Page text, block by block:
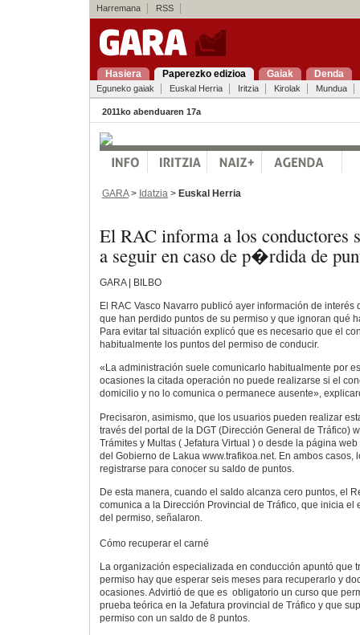
Harremana RSS
Hasiera Paperezko edizioa Gaiak Denda
Eguneko gaiak Euskal Herria Iritzia Kirolak Mundua
2011ko abenduaren 17a
GARA> Idatzia > Euskal Herria
El RAC informa a los conductores
a seguir en caso de p�rdida de
GARA | BILBO
El RAC Vasco Navarro publicó ayer información de interés
que han perdido puntos de su permiso y que ignoran qué
Para evitar tal situación explicó que es necesario que el
habitualmente los puntos del permiso de conducir.
«La administración suele comunicarlo habitualmente por
ocasiones la citada operación no puede realizarse si el
domicilio y no lo comunica o permanece ausente»,
Precisaron, asimismo, que los usuarios pueden realizar
través del portal de la DGT (Dirección General de Tráfico)
Trámites y Multas ( Jefatura Virtual ) o desde la página
del Gobierno de Lakua www.trafikoa.net. En ambos
registrarse para conocer su saldo de puntos.
De esta manera, cuando el saldo alcanza cero puntos, el
comunica a la Dirección Provincial de Tráfico, que inicia el
del permiso, señalaron.
Cómo recuperar el carné
La organización especializada en conducción apuntó que
permiso hay que esperar seis meses para recuperarlo y
ocasiones. Advirtió de que es obligatorio un curso que
prueba teórica en la Jefatura provincial de Tráfico y que
permiso con un saldo de 8 puntos.